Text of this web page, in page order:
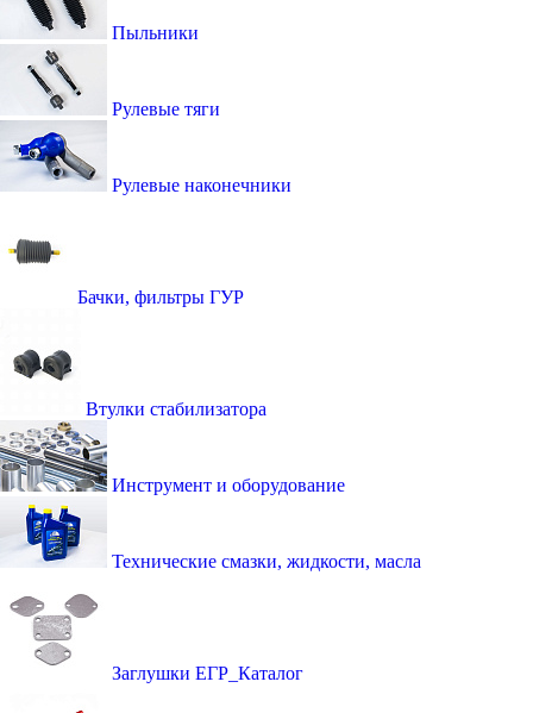
Пыльники
Рулевые тяги
Рулевые наконечники
Бачки, фильтры ГУР
Втулки стабилизатора
Инструмент и оборудование
Технические смазки, жидкости, масла
Заглушки ЕГР_Каталог